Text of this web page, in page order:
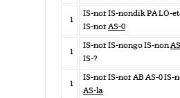
1
IS-nor IS-nondik PA LO-
IS-norAS-0
1
IS-nor IS-nongo IS-non
IS-?
1
IS-nor IS-nor AB AS-0 IS-
AS-la